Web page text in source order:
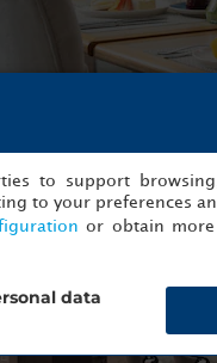
to support
to your preferences
or obtain
data